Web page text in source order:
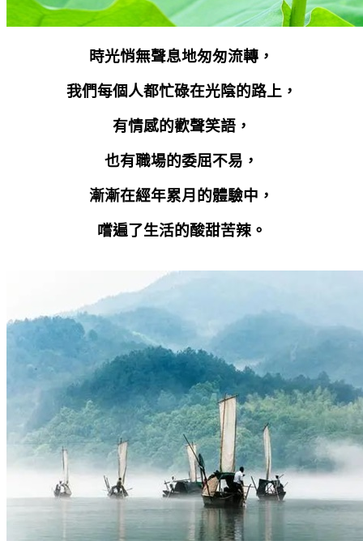
時光悄無聲息地匆匆流轉，
我們每個人都忙碌在光陰的路上，
有情感的歡聲笑語，
也有職場的委屈不易，
漸漸在經年累月的體驗中，
嚐遍了生活的酸甜苦辣。